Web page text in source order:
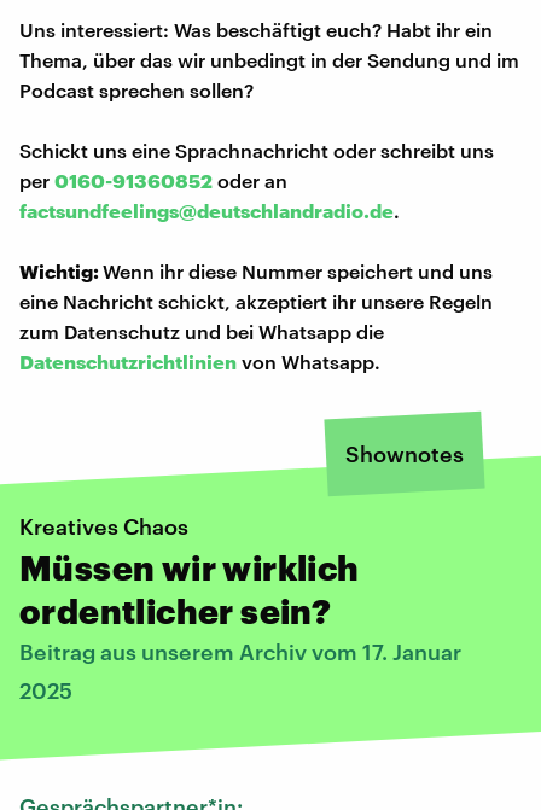
Uns interessiert: Was beschäftigt euch? Habt ihr ein
Thema, über das wir unbedingt in der Sendung und im
Podcast sprechen sollen?
Schickt uns eine Sprachnachricht oder schreibt uns
per 0160-91360852 oder an
factsundfeelings@deutschlandradio.de.
Wichtig:Wenn ihr diese Nummer speichert und uns
eine Nachricht schickt, akzeptiert ihr unsere Regeln
zum Datenschutz und bei Whatsapp die
Datenschutzrichtlinien von Whatsapp.
Shownotes
Kreatives Chaos
Müssen wir wirklich
ordentlicher sein?
Beitrag aus unserem Archiv vom 17. Januar
2025